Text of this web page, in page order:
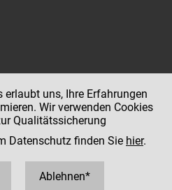
erlaubt uns, Ihre Erfahrungen
Wir verwenden Cookies
Qualitätssicherung
Datenschutz finden Sie hier.
Ablehnen*